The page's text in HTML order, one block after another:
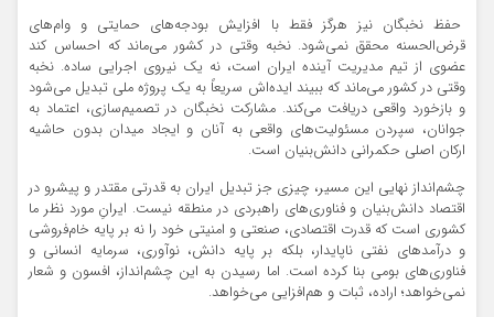
حفظ نخبگان نیز هرگز فقط با افزایش بودجه‌های حمایتی و وام‌های
قرض‌الحسنه محقق نمی‌شود. نخبه وقتی در کشور می‌ماند که احساس کند
عضوی از تیم مدیریت آینده ایران است، نه یک نیروی اجرایی ساده. نخبه
وقتی در کشور می‌ماند که ببیند ایده‌اش سریعاً به یک پروژه ملی تبدیل می‌شود
و بازخورد واقعی دریافت می‌کند. مشارکت نخبگان در تصمیم‌سازی، اعتماد به
جوانان، سپردن مسئولیت‌های واقعی به آنان و ایجاد میدان بدون حاشیه
ارکان اصلی حکمرانی دانش‌بنیان است.
چشم‌انداز نهایی این مسیر، چیزی جز تبدیل ایران به قدرتی مقتدر و پیشرو در
اقتصاد دانش‌بنیان و فناوری‌های راهبردی در منطقه نیست. ایرانِ مورد نظر ما
کشوری است که قدرت اقتصادی، صنعتی و امنیتی خود را نه بر پایه خام‌فروشی
و درآمدهای نفتی ناپایدار، بلکه بر پایه دانش، نوآوری، سرمایه انسانی و
فناوری‌های بومی بنا کرده است. اما رسیدن به این چشم‌انداز، افسون و شعار
نمی‌خواهد؛ اراده، ثبات و هم‌افزایی می‌خواهد.